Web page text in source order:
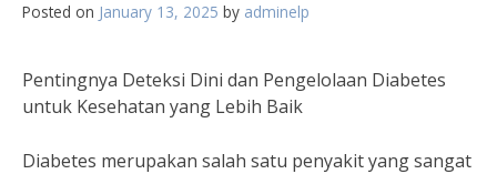
Posted on January 13, 2025 by adminelp
Pentingnya Deteksi Dini dan Pengelolaan Diabetes
untuk Kesehatan yang Lebih Baik
Diabetes merupakan salah satu penyakit yang sangat